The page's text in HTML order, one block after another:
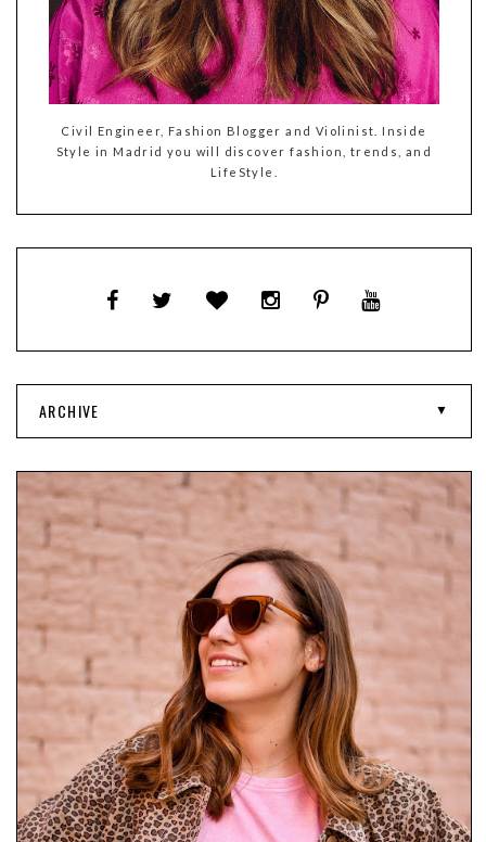
Civil Engineer, Fashion Blogger and Violinist. Inside
Style in Madrid you will discover fashion, trends, and
LifeStyle.
ARCHIVE